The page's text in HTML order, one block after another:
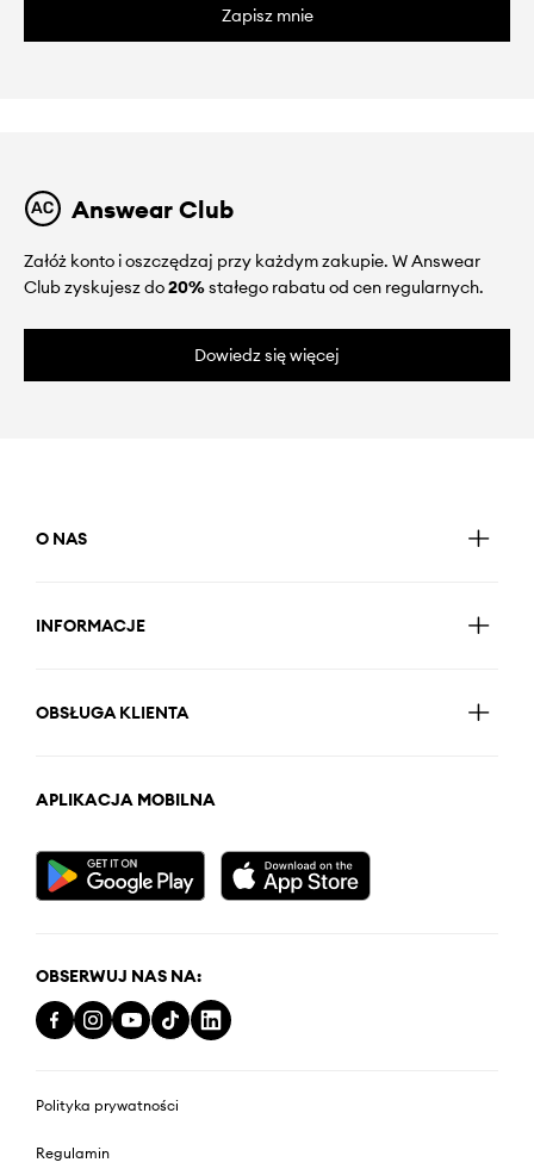
Zapisz mnie
Answear Club
Załóż konto i oszczędzaj przy każdym zakupie. W Answear
Club zyskujesz do20%stałego rabatu od cen regularnych.
Dowiedz się więcej
O NAS
INFORMACJE
OBSŁUGA KLIENTA
APLIKACJA MOBILNA
OBSERWUJ NAS NA:
Polityka prywatności
Regulamin